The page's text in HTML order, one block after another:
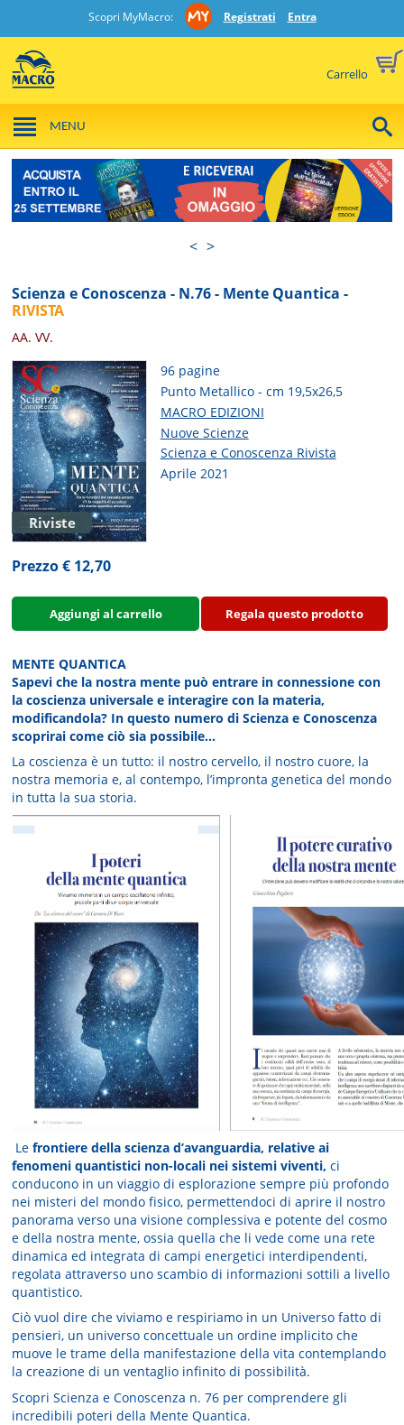
Scopri MyMacro: Registrati Entra
Carrello
MENU
< >
Scienza e Conoscenza - N.76 - Mente Quantica -
RIVISTA
AA. VV.
Riviste
96 pagine
Punto Metallico - cm 19,5x26,5
MACRO EDIZIONI
Nuove Scienze
Scienza e Conoscenza Rivista
Aprile 2021
Prezzo € 12,70
Aggiungi al carrello Regala questo prodotto
MENTE QUANTICA
Sapevi che la nostra mente può entrare in connessione con
la coscienza universale e interagire con la materia,
modificandola? In questo numero di Scienza e Conoscenza
scoprirai come ciò sia possibile...
La coscienza è un tutto: il nostro cervello, il nostro cuore, la
nostra memoria e, al contempo, l’impronta genetica del mondo
in tutta la sua storia.
Lefrontiere della scienza d’avanguardia, relative ai
fenomeni quantistici non-locali nei sistemi viventi, ci
conducono in un viaggio di esplorazione sempre più profondo
nei misteri del mondo fisico, permettendoci di aprire il nostro
panorama verso una visione complessiva e potente del cosmo
e della nostra mente, ossia quella che li vede come una rete
dinamica ed integrata di campi energetici interdipendenti,
regolata attraverso uno scambio di informazioni sottili a livello
quantistico.
Ciò vuol dire che viviamo e respiriamo in un Universo fatto di
pensieri, un universo concettuale un ordine implicito che
muove le trame della manifestazione della vita contemplando
la creazione di un ventaglio infinito di possibilità.
Scopri Scienza e Conoscenza n. 76 per comprendere gli
incredibili poteri della Mente Quantica.